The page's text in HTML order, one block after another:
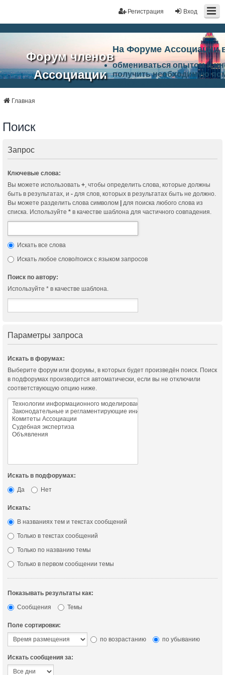
Вход
Регистрация
Форум членов
Ассоциации
На Форуме Ассоциации
обмениваться опытом и
получить необходимую
Главная
Поиск
Запрос
Ключевые слова:
Вы можете использовать + , чтобы определить слова, которые должны
быть в результатах, и - для слов, которых в результатах быть не должно.
Вы можете разделить слова символом | для поиска любого слова из
списка. Используйте * в качестве шаблона для частичного совпадения.
Искать все слова
Искать любое слово/поиск с языком запросов
Поиск по автору:
Используйте * в качестве шаблона.
Параметры запроса
Искать в форумах:
Выберите форум или форумы, в которых будет произведён поиск. Поиск
в подфорумах производится автоматически, если вы не отключили
соответствующую опцию ниже.
Искать в подфорумах:
Да
Нет
Искать:
В названиях тем и текстах сообщений
Только в текстах сообщений
Только по названию темы
Только в первом сообщении темы
Показывать результаты как:
Сообщения
Темы
Поле сортировки:
по возрастанию
по убыванию
Искать сообщения за: